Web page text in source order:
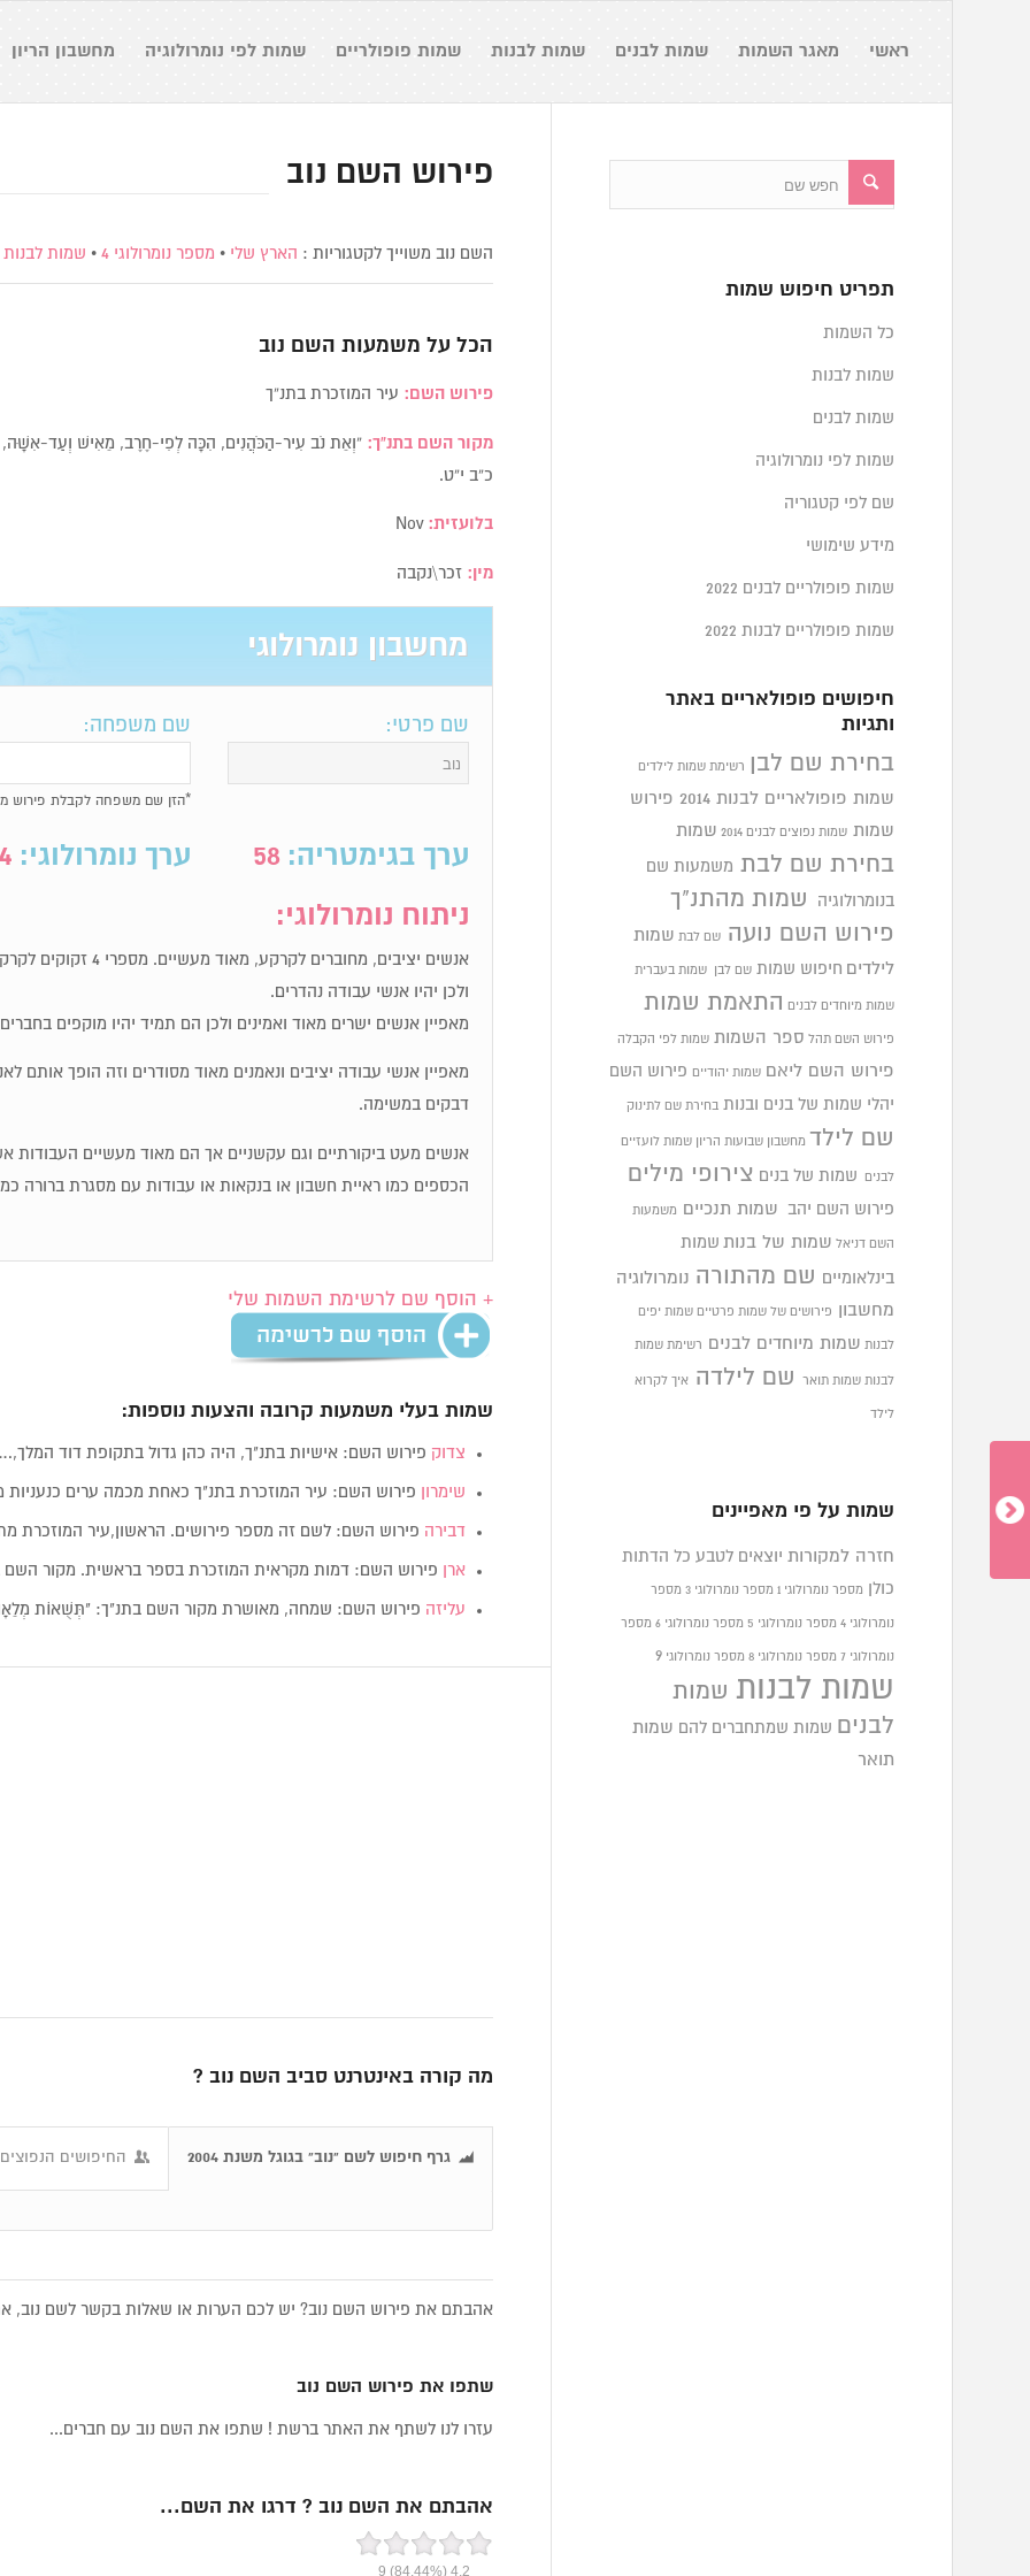
ראשי מאגר השמות שמות לבנים שמות לבנות שמות פופולריים שמות לפי נומרולוגיה מחשבון הריון
פירוש השם נוב
השם נוב משוייך לקטגוריות : הארץ שלי • מספר נומרולוגי 4 • שמות לבנות
הכל על משמעות השם נוב
פירוש השם: עיר המוזכרת בתנ”ך
מקור השם בתנ”ך: “וְאֵת נֹב עִיר-הַכֹּהֲנִים, הִכָּה לְפִי-חֶרֶב, מֵאִישׁ וְעַד-אִשָּׁה,
כ”ב י”ט.
בלועזית: Nov
מין: זכר\נקבה
מחשבון נומרולוגי
שם פרטי: שם משפחה:
*הזן שם משפחה לקבלת פירוש
ערך בגימטריה: 58 ערך נומרולוגי:
ניתוח נומרולוגי:
אנשים יציבים, מחוברים
ולכן יהיו אנשי עבודה נהדרים.
מאפיין אנשים ישרים מאוד ואמינים ולכן הם תמיד יהיו מוקפים
מאפיין אנשי עבודה יציבים ונאמנים מאוד מסודרים וזה הופך אותם
דבקים במשימה.
אנשים מעט ביקורתיים וגם עקשניים אך הם מאוד מעשיים
הכספים כמו ראיית חשבון או בנקאות או עבודות עם מסגרת ברורה
+ הוסף שם לרשימת השמות שלי
שמות בעלי משמעות קרובה והצעות נוספות:
צדוק פירוש השם: אישיות בתנ"ך, היה כהן גדול בתקופת דוד המלך,…
שימרון פירוש השם: עיר המוזכרת בתנ"ך כאחת מכמה ערים כנעניות
דבירה פירוש השם: לשם זה מספר פירושים. הראשון,עיר המוזכרת
ארן פירוש השם: דמות מקראית המוזכרת בספר בראשית. מקור
עליזה פירוש השם: שמחה, מאושרת מקור השם בתנ"ך: "תְּשֻׁאוֹת
מה קורה באינטרנט סביב השם נוב ?
גרף חיפוש לשם "נוב" בגוגל משנת 2004 החיפושים
אהבתם את פירוש השם נוב? יש לכם הערות או שאלות בקשר לשם נוב,
שתפו את פירוש השם נוב
עזרו לנו לשתף את האתר ברשת ! שתפו את השם נוב עם חברים...
אהבתם את השם נוב ? דרגו את השם...
4.2
(84.44%)
9
תפריט חיפוש שמות
כל השמות
שמות לבנות
שמות לבנים
שמות לפי נומרולוגיה
שם לפי קטגוריה
מידע שימושי
שמות פופולריים לבנים 2022
שמות פופולריים לבנות 2022
חיפושים פופולאריים באתר
ותגיות
בחירת שם לבן רשימת שמות לילדים
שמות פופולאריים לבנות 2014 פירוש
שמות שמות נפוצים לבנים 2014 שמות
בחירת שם לבת משמעות שם
בנומרולוגיה
שמות מהתנ"ך
פירוש השם נועה
שם לבת שמות
לילדים חיפוש שמות שם לבן שמות בעברית
שמות מיוחדים לבנים התאמת שמות
פירוש השם תהל ספר השמות שמות לפי הקבלה
פירוש השם ליאם שמות יהודיים פירוש השם
יהלי שמות של בנים ובנות בחירת שם לתינוק
שם לילד מחשבון שבועות הריון שמות לועזיים
לבנים שמות של בנים צירופי מילים
פירוש השם יהב שמות תנכיים משמעות
השם דניאל שמות של בנות שמות
בינלאומיים שם מהתורה נומרולוגיה
מחשבון פירושים של שמות פרטיים שמות יפים
לבנות שמות מיוחדים לבנים רשימת שמות
לבנות שמות תואר שם לילדה איך לקרוא
לילד
שמות על פי מאפיינים
חזרה למקורות יוצאים לטבע כל הדתות
כולן מספר נומרולוגי 1 מספר נומרולוגי 3 מספר
נומרולוגי 4 מספר נומרולוגי 5 מספר נומרולוגי 6 מספר
נומרולוגי 7 מספר נומרולוגי 8 מספר נומרולוגי9
שמות לבנות שמות
לבנים
שמות שמתחברים להם שמות
תואר